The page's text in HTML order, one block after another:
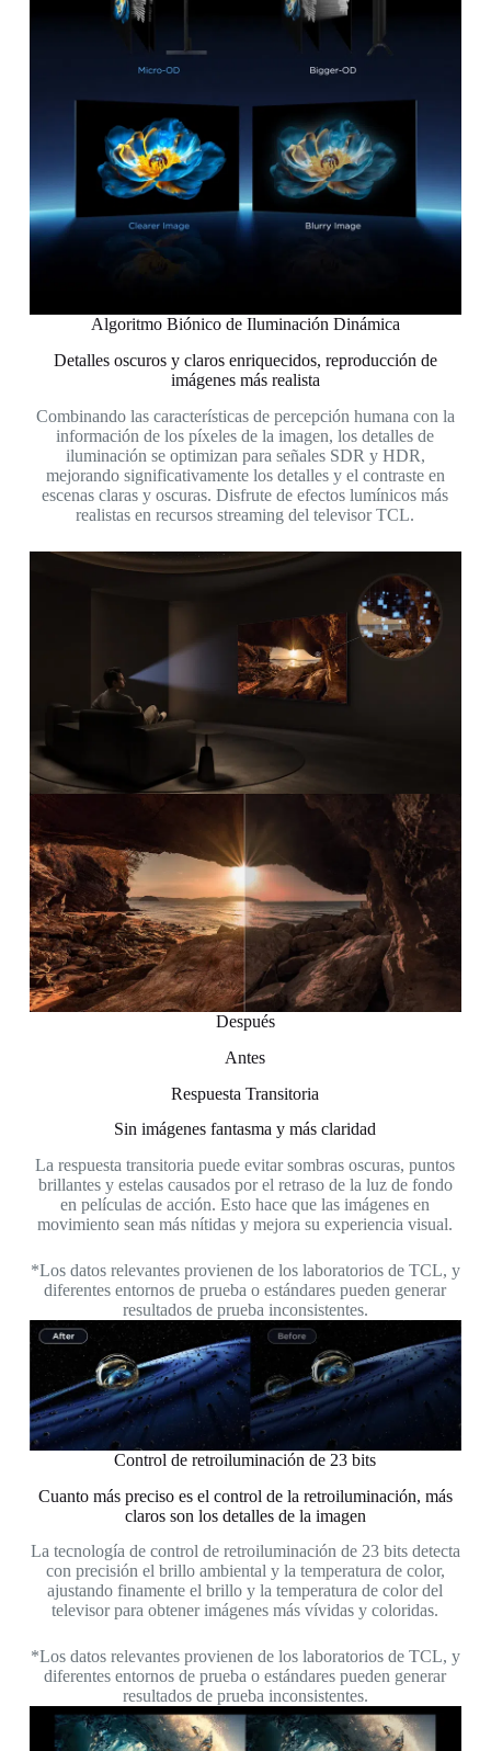
Algoritmo Biónico de Iluminación Dinámica
Detalles oscuros y claros enriquecidos, reproducción de
imágenes más realista
Combinando las características de percepción humana con la
información de los píxeles de la imagen, los detalles de
iluminación se optimizan para señales SDR y HDR,
mejorando significativamente los detalles y el contraste en
escenas claras y oscuras. Disfrute de efectos lumínicos más
realistas en recursos streaming del televisor TCL.
Después
Antes
Respuesta Transitoria
Sin imágenes fantasma y más claridad
La respuesta transitoria puede evitar sombras oscuras, puntos
brillantes y estelas causados por el retraso de la luz de fondo
en películas de acción. Esto hace que las imágenes en
movimiento sean más nítidas y mejora su experiencia visual.
*Los datos relevantes provienen de los laboratorios de TCL, y
diferentes entornos de prueba o estándares pueden generar
resultados de prueba inconsistentes.
Control de retroiluminación de 23 bits
Cuanto más preciso es el control de la retroiluminación, más
claros son los detalles de la imagen
La tecnología de control de retroiluminación de 23 bits detecta
con precisión el brillo ambiental y la temperatura de color,
ajustando finamente el brillo y la temperatura de color del
televisor para obtener imágenes más vívidas y coloridas.
*Los datos relevantes provienen de los laboratorios de TCL, y
diferentes entornos de prueba o estándares pueden generar
resultados de prueba inconsistentes.